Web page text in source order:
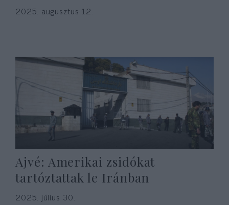
2025. augusztus 12.
Ajvé: Amerikai zsidókat
tartóztattak le Iránban
2025. július 30.